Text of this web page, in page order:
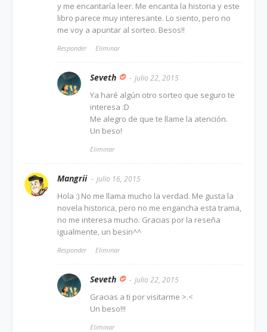
y me encantaría leer. Me encanta la historia y este
libro parece muy interesante. Lo siento, pero no
me voy a apuntar al sorteo. Besos!!
Responder Eliminar
Seveth julio 22, 2015
Ya haré algún otro sorteo que seguro te
interesa :D
Me alegro de que te llame la atención.
Un beso!
Eliminar
Mangrii julio 16, 2015
Hola :) No me llama mucho la verdad. Me gusta la
novela historica, pero no me engancha esta trama,
no me interesa mucho. Gracias por la reseña
igualmente, un besin^^
Responder Eliminar
Seveth julio 22, 2015
Gracias a ti por visitarme >.<
Un beso!!!
Eliminar